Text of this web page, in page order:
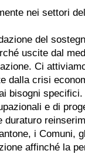
nei settori
del
uscite dal
Ci
dalla crisi
bisogni specifici.
e di
duraturo
i Comuni,
affinché la